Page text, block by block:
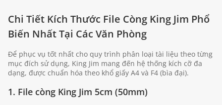
Chi Tiết Kích Thước File Còng King Jim Phổ
Biến Nhất Tại Các Văn Phòng
Để phục vụ tốt nhất cho quy trình phân loại tài liệu theo từng
mục đích sử dụng, King Jim mang đến hệ thống kích cỡ đa
dạng, được chuẩn hóa theo khổ giấy A4 và F4 (bìa đại).
1. File còng King Jim 5cm (50mm)